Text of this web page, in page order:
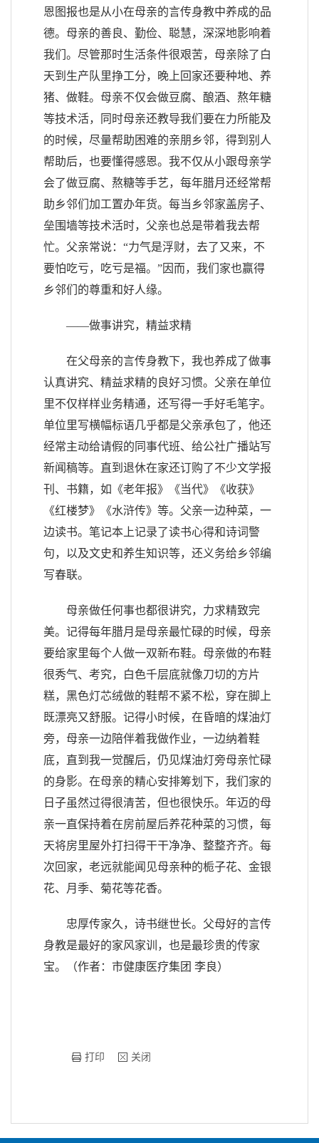
恩图报也是从小在母亲的言传身教中养成的品
德。母亲的善良、勤俭、聪慧，深深地影响着
我们。尽管那时生活条件很艰苦，母亲除了白
天到生产队里挣工分，晚上回家还要种地、养
猪、做鞋。母亲不仅会做豆腐、酿酒、熬年糖
等技术活，同时母亲还教导我们要在力所能及
的时候，尽量帮助困难的亲朋乡邻，得到别人
帮助后，也要懂得感恩。我不仅从小跟母亲学
会了做豆腐、熬糖等手艺，每年腊月还经常帮
助乡邻们加工置办年货。每当乡邻家盖房子、
垒围墙等技术活时，父亲也总是带着我去帮
忙。父亲常说：“力气是浮财，去了又来，不
要怕吃亏，吃亏是福。”因而，我们家也赢得
乡邻们的尊重和好人缘。
——做事讲究，精益求精
在父母亲的言传身教下，我也养成了做事
认真讲究、精益求精的良好习惯。父亲在单位
里不仅样样业务精通，还写得一手好毛笔字。
单位里写横幅标语几乎都是父亲承包了，他还
经常主动给请假的同事代班、给公社广播站写
新闻稿等。直到退休在家还订购了不少文学报
刊、书籍，如《老年报》《当代》《收获》
《红楼梦》《水浒传》等。父亲一边种菜，一
边读书。笔记本上记录了读书心得和诗词警
句，以及文史和养生知识等，还义务给乡邻编
写春联。
母亲做任何事也都很讲究，力求精致完
美。记得每年腊月是母亲最忙碌的时候，母亲
要给家里每个人做一双新布鞋。母亲做的布鞋
很秀气、考究，白色千层底就像刀切的方片
糕，黑色灯芯绒做的鞋帮不紧不松，穿在脚上
既漂亮又舒服。记得小时候，在昏暗的煤油灯
旁，母亲一边陪伴着我做作业，一边纳着鞋
底，直到我一觉醒后，仍见煤油灯旁母亲忙碌
的身影。在母亲的精心安排筹划下，我们家的
日子虽然过得很清苦，但也很快乐。年迈的母
亲一直保持着在房前屋后养花种菜的习惯，每
天将房里屋外打扫得干干净净、整整齐齐。每
次回家，老远就能闻见母亲种的栀子花、金银
花、月季、菊花等花香。
忠厚传家久，诗书继世长。父母好的言传
身教是最好的家风家训，也是最珍贵的传家
宝。
（作者：市健康医疗集团 李良）
打印 关闭